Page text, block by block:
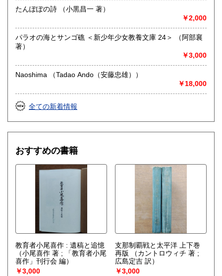
たんぽぽの詩 （小黒昌一 著）
￥2,000
パラオの海とサンゴ礁 ＜新少年少女教養文庫 24＞ （阿部襄
著）
￥3,000
Naoshima （Tadao Ando（安藤忠雄））
￥18,000
全ての新着情報
おすすめの書籍
教育者小尾喜作 : 遺稿と追憶
（小尾喜作 著 ; 「教育者小尾
喜作」刊行会 編）
￥3,000
支那制覇戦と太平洋 上下巻
再版
（カントロウィチ 著 ;
広島定吉 訳）
￥3,000